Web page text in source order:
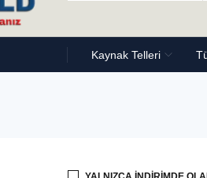
Kaynak Telleri